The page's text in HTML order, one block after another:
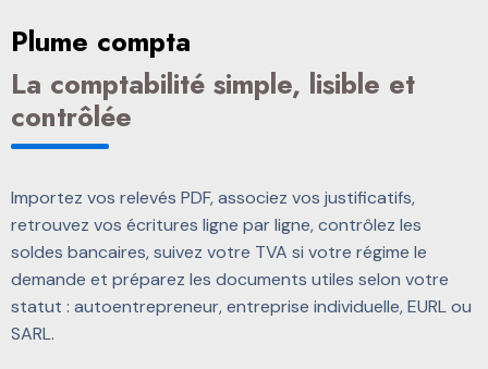
Plume compta
La comptabilité simple, lisible et
contrôlée
Importez vos relevés PDF, associez vos justificatifs,
retrouvez vos écritures ligne par ligne, contrôlez les
soldes bancaires, suivez votre TVA si votre régime le
demande et préparez les documents utiles selon votre
statut : autoentrepreneur, entreprise individuelle, EURL ou
SARL.